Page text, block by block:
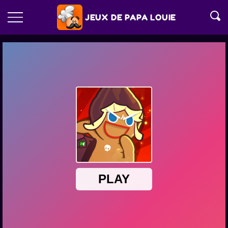
JEUX DE PAPA LOUIE